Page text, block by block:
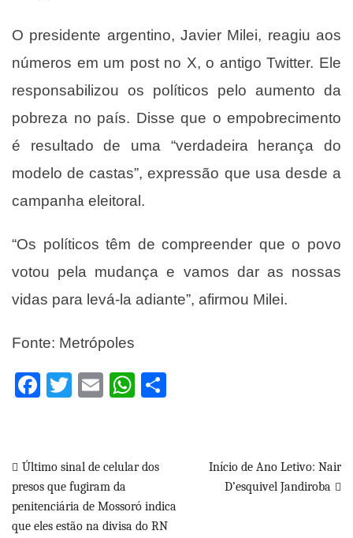
O presidente argentino, Javier Milei, reagiu aos
números em um post no X, o antigo Twitter. Ele
responsabilizou os políticos pelo aumento da
pobreza no país. Disse que o empobrecimento
é resultado de uma “verdadeira herança do
modelo de castas”, expressão que usa desde a
campanha eleitoral.
“Os políticos têm de compreender que o povo
votou pela mudança e vamos dar as nossas
vidas para levá-la adiante”, afirmou Milei.
Fonte: Metrópoles
Facebook
Twitter
EmailWhatsApp
Navegação
de
Último sinal de celular dos
presos que fugiram da
penitenciária de Mossoró indica
que eles estão na divisa do RN
Início de Ano Letivo: Nair
D’esquivel Jandiroba